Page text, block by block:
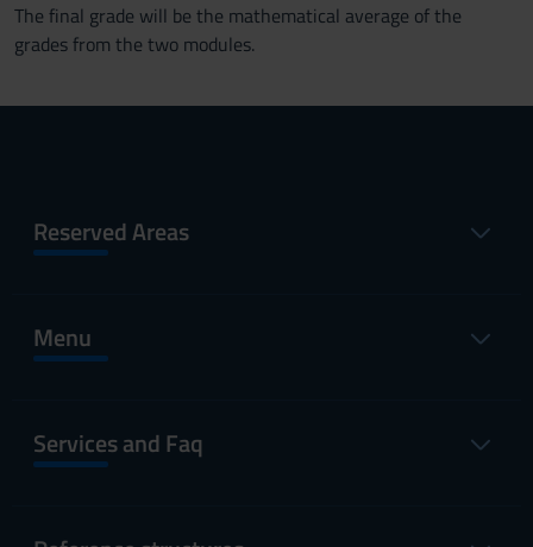
The final grade will be the mathematical average of the
grades from the two modules.
Reserved Areas
Menu
Services and Faq